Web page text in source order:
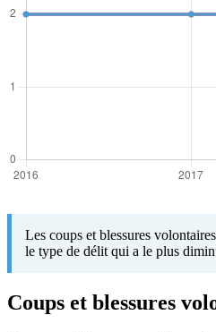
Les coups et blessures
le type de délit qui a le plus
Coups et blessures